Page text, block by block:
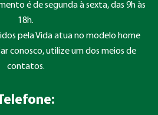
é de segunda à sexta, das 9h às
18h.
pela Vida atua no modelo home
conosco, utilize um dos meios de
contatos.